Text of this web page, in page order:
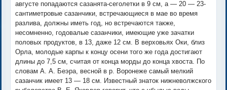
августе попадаются сазанята-сеголетки в 9 см, а — 20 — 23-
сантиметровые сазанчики, встречающиеся в мае во время
разлива, должны иметь год, но встречаются также,
несомненно, годовалые сазанчики, имеющие уже зачатки
половых продуктов, в 13, даже 12 см. В верховьях Оки, близ
Орла, молодые карпы к концу осени того же года достигают
длины до 7,5 см, считая от конца морды до конца хвоста. По
словам А. А. Беэра, весной в р. Воронеже самый мелкий
сазанчик имеет 13 — 18 см. Известный знаток нижневолжского